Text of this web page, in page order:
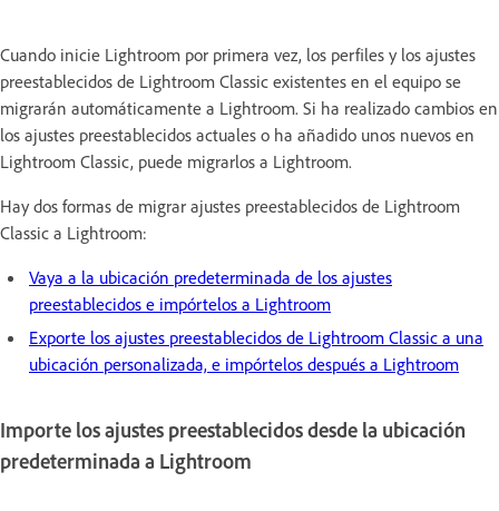
Cuando inicie Lightroom por primera vez, los perfiles y los ajustes
preestablecidos de Lightroom Classic existentes en el equipo se
migrarán automáticamente a Lightroom. Si ha realizado cambios en
los ajustes preestablecidos actuales o ha añadido unos nuevos en
Lightroom Classic, puede migrarlos a Lightroom.
Hay dos formas de migrar ajustes preestablecidos de Lightroom
Classic a Lightroom:
Vaya a la ubicación predeterminada de los ajustes
preestablecidos e impórtelos a Lightroom
Exporte los ajustes preestablecidos de Lightroom Classic a una
ubicación personalizada, e impórtelos después a Lightroom
Importe los ajustes preestablecidos desde la ubicación
predeterminada a Lightroom